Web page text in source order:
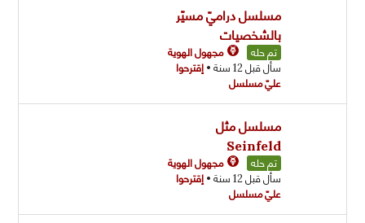
مسلسل دراميّ مسيّر
بالشخصيات
تم حله
مجهول الهوية
سأل قبل 12 سنة
•إقترحوا
عليّ مسلسل
مسلسل مثل
Seinfeld
تم حله
مجهول الهوية
سأل قبل 12 سنة
•إقترحوا
عليّ مسلسل